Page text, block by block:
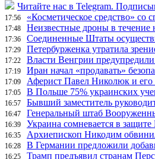
Читайте нас в Telegram.
17:56 «Косметическое средство» со
17:48 Неизвестные дроны в
17:36 Соединенные Штаты
17:29 Петербурженка утратила
17:22 Власти Венгрии
17:19 Иран начал «продавать»
17:09 Аферист Павел Николюк и его
17:05 В Польше 75% украинских
16:57 Бывший заместитель
16:47 Генеральный штаб
16:39 Украина сомневается в
16:35 Архиепископ Никодим
16:28 В Германии предложили
16:25 Трамп предъявил странам